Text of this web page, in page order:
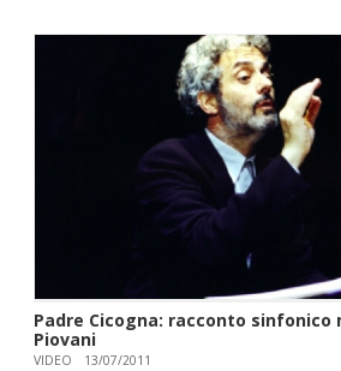
Padre Cicogna: racconto sinfonico
Piovani
VIDEO 13/07/2011